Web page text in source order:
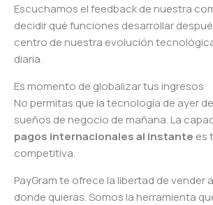
Escuchamos el feedback de nuestra
decidir qué funciones desarrollar
centro de nuestra evolución
diaria.
Es momento de globalizar tus ingresos
No permitas que la tecnología de ayer
sueños de negocio de mañana. La
pagos internacionales al instante es
competitiva.
PayGram te ofrece la libertad de vender
donde quieras. Somos la herramienta